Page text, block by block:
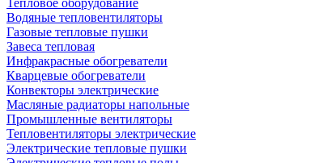
Тепловое оборудование
Водяные тепловентиляторы
Газовые тепловые пушки
Завеса тепловая
Инфракрасные обогреватели
Кварцевые обогреватели
Конвекторы электрические
Масляные радиаторы напольные
Промышленные вентиляторы
Тепловентиляторы электрические
Электрические тепловые пушки